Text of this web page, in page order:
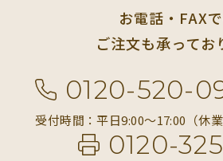
お電話・FAX
ご注文も承ってお
0120-520-
受付時間：平日9:00〜17:00（休
0120-